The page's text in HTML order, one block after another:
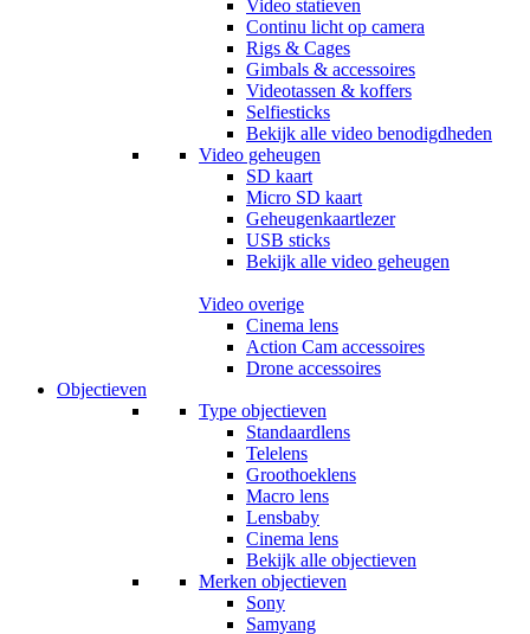
Video statieven
Continu licht op camera
Rigs & Cages
Gimbals & accessoires
Videotassen & koffers
Selfiesticks
Bekijk alle video benodigdheden
Video geheugen
SD kaart
Micro SD kaart
Geheugenkaartlezer
USB sticks
Bekijk alle video geheugen
Video overige
Cinema lens
Action Cam accessoires
Drone accessoires
Objectieven
Type objectieven
Standaardlens
Telelens
Groothoeklens
Macro lens
Lensbaby
Cinema lens
Bekijk alle objectieven
Merken objectieven
Sony
Samyang